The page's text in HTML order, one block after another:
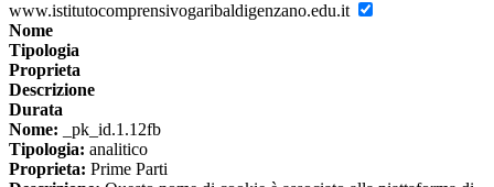
www.istitutocomprensivogaribaldigenzano.edu.it
Nome
Tipologia
Proprieta
Descrizione
Durata
Nome: _pk_id.1.12fb
Tipologia: analitico
Proprieta: Prime Parti